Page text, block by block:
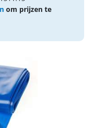
om prijzen te